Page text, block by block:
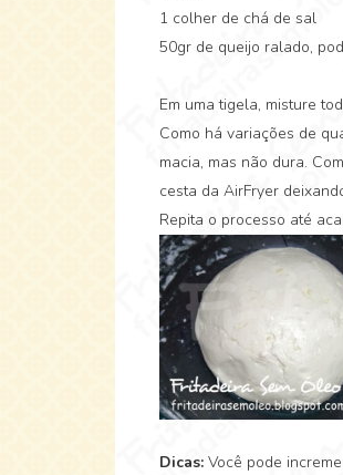
1 colher de chá de sal
50gr de queijo ralado,
Em uma tigela, misture
Como há variações de
macia, mas não dura.
cesta da AirFryer
Repita o processo até
Dicas: Você pode